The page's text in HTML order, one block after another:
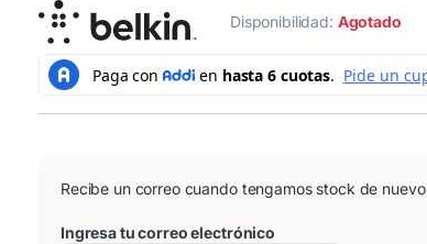
4.67
sobre
5 basado
en
s de
clientes
Disponibilidad: Agotado
Recibe un correo cuando tengamos stock de nuevo
Ingresa tu correo electrónico